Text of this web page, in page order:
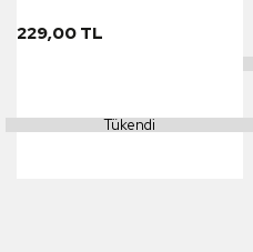
229,00 TL
Tükendi